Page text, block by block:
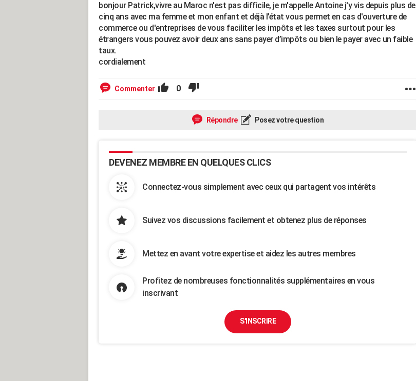
bonjour Patrick,vivre au Maroc n'est pas difficile, je m'appelle Antoine j'y vis depuis plus de
cinq ans avec ma femme et mon enfant et déjà l’état vous permet en cas d'ouverture de
commerce ou d'entreprises de vous faciliter les impôts et les taxes surtout pour les
étrangers vous pouvez avoir deux ans sans payer d’impôts ou bien le payer avec un faible
taux.
cordialement
Commenter 0
Répondre Posez votre question
DEVENEZ MEMBRE EN QUELQUES CLICS
Connectez-vous simplement avec ceux qui partagent vos intérêts
Suivez vos discussions facilement et obtenez plus de réponses
Mettez en avant votre expertise et aidez les autres membres
Profitez de nombreuses fonctionnalités supplémentaires en vous
inscrivant
S'INSCRIRE